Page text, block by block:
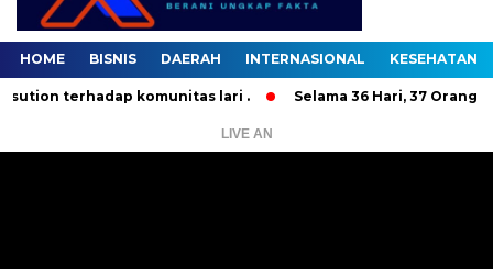
HOME BISNIS DAERAH INTERNASIONAL KESEHATAN
terhadap komunitas lari . Selama 36 Hari, 37 Orang
LIVE AN